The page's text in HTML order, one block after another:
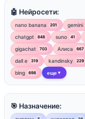
🤖 Нейросети:
nano banana 201 gemini
chatgpt 848 suno 41
gigachat 703 Алиса 667
dall e 319 kandinsky 229
bing 698 еще ▼
🎯 Назначение: